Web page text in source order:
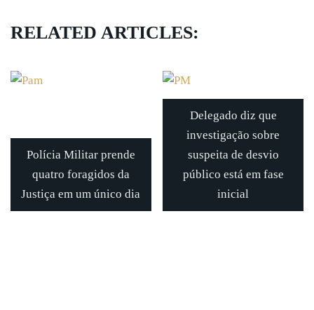
RELATED ARTICLES:
Polícia Militar prende
quatro foragidos da
Justiça em um único dia
Delegado diz que
investigação sobre
suspeita de desvio
público está em fase
inicial